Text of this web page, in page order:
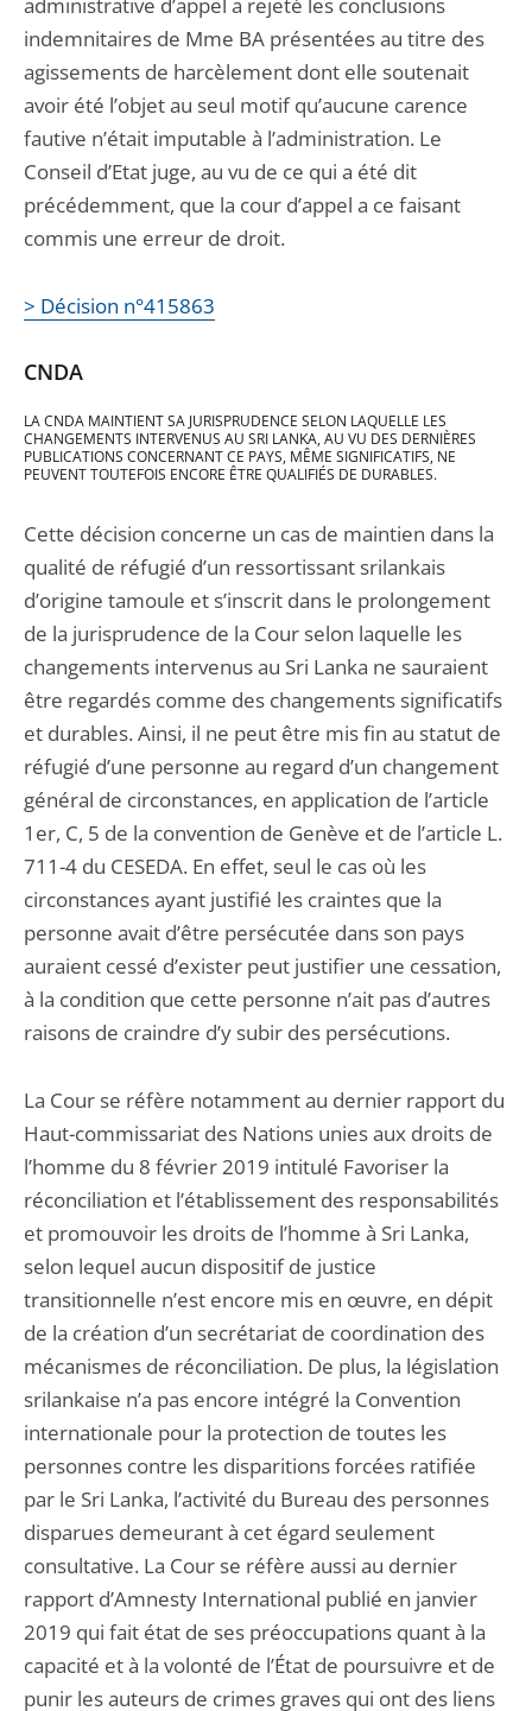
indemnitaires de Mme BA présentées au titre des
agissements de harcèlement dont elle soutenait
avoir été l’objet au seul motif qu’aucune carence
fautive n’était imputable à l’administration. Le
Conseil d’Etat juge, au vu de ce qui a été dit
précédemment, que la cour d’appel a ce faisant
commis une erreur de droit.
> Décision n°415863
CNDA
LA CNDA MAINTIENT SA JURISPRUDENCE SELON LAQUELLE LES
CHANGEMENTS INTERVENUS AU SRI LANKA, AU VU DES DERNIÈRES
PUBLICATIONS CONCERNANT CE PAYS, MÊME SIGNIFICATIFS, NE
PEUVENT TOUTEFOIS ENCORE ÊTRE QUALIFIÉS DE DURABLES.
Cette décision concerne un cas de maintien dans la
qualité de réfugié d’un ressortissant srilankais
d’origine tamoule et s’inscrit dans le prolongement
de la jurisprudence de la Cour selon laquelle les
changements intervenus au Sri Lanka ne sauraient
être regardés comme des changements significatifs
et durables. Ainsi, il ne peut être mis fin au statut de
réfugié d’une personne au regard d’un changement
général de circonstances, en application de l’article
1er, C, 5 de la convention de Genève et de l’article L.
711-4 du CESEDA. En effet, seul le cas où les
circonstances ayant justifié les craintes que la
personne avait d’être persécutée dans son pays
auraient cessé d’exister peut justifier une cessation,
à la condition que cette personne n’ait pas d’autres
raisons de craindre d’y subir des persécutions.
La Cour se réfère notamment au dernier rapport du
Haut-commissariat des Nations unies aux droits de
l’homme du 8 février 2019 intitulé Favoriser la
réconciliation et l’établissement des responsabilités
et promouvoir les droits de l’homme à Sri Lanka,
selon lequel aucun dispositif de justice
transitionnelle n’est encore mis en œuvre, en dépit
de la création d’un secrétariat de coordination des
mécanismes de réconciliation. De plus, la législation
srilankaise n’a pas encore intégré la Convention
internationale pour la protection de toutes les
personnes contre les disparitions forcées ratifiée
par le Sri Lanka, l’activité du Bureau des personnes
disparues demeurant à cet égard seulement
consultative. La Cour se réfère aussi au dernier
rapport d’Amnesty International publié en janvier
2019 qui fait état de ses préoccupations quant à la
capacité et à la volonté de l’État de poursuivre et de
punir les auteurs de crimes graves qui ont des liens